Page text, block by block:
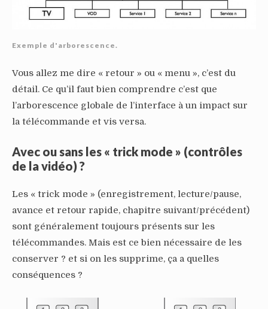
Exemple d'arborescence.
Vous allez me dire « retour » ou « menu », c’est du
détail. Ce qu’il faut bien comprendre c’est que
l’arborescence globale de l’interface à un impact sur
la télécommande et vis versa.
Avec ou sans les « trick mode » (contrôles
de la vidéo) ?
Les « trick mode » (enregistrement, lecture/pause,
avance et retour rapide, chapitre suivant/précédent)
sont généralement toujours présents sur les
télécommandes. Mais est ce bien nécessaire de les
conserver ? et si on les supprime, ça a quelles
conséquences ?